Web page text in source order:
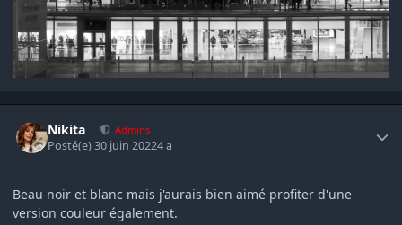
Nikita Admins
Posté(e)30 juin 20224 a
Beau noir et blanc mais j'aurais bien aimé profiter d'une
version couleur également.